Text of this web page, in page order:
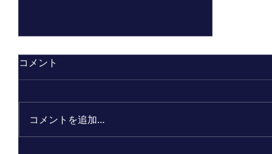
コメント
コメントを追加…